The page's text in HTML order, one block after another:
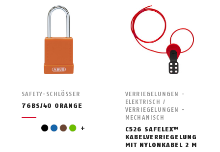
SAFETY-SCHLÖSSER
76BS/40 ORANGE
schwarz
blaubraungrün
grau +
VERRIEGELUNGEN -
ELEKTRISCH /
VERRIEGELUNGEN -
MECHANISCH
C526 SAFELEX™
KABELVERRIEGELUNG
MIT NYLONKABEL 2 M